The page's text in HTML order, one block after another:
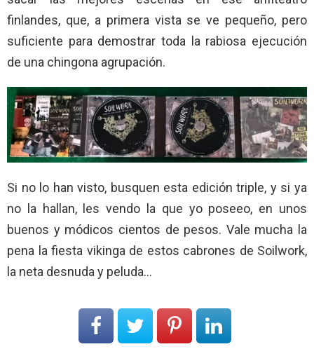
finlandes, que, a primera vista se ve pequeño, pero
suficiente para demostrar toda la rabiosa ejecución
de una chingona agrupación.
Si no lo han visto, busquen esta edición triple, y si ya
no la hallan, les vendo la que yo poseeo, en unos
buenos y módicos cientos de pesos. Vale mucha la
pena la fiesta vikinga de estos cabrones de Soilwork,
la neta desnuda y peluda…